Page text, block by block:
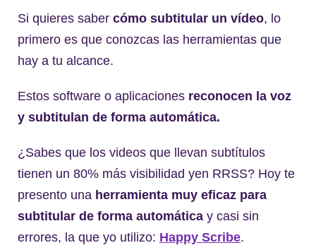
Si quieres saber cómo subtitular un vídeo, lo
primero es que conozcas las herramientas que
hay a tu alcance.
Estos software o aplicaciones reconocen la voz
y subtitulan de forma automática.
¿Sabes que los videos que llevan subtítulos
tienen un 80% más visibilidad yen RRSS? Hoy te
presento una herramienta muy eficaz para
subtitular de forma automática y casi sin
errores, la que yo utilizo: Happy Scribe.